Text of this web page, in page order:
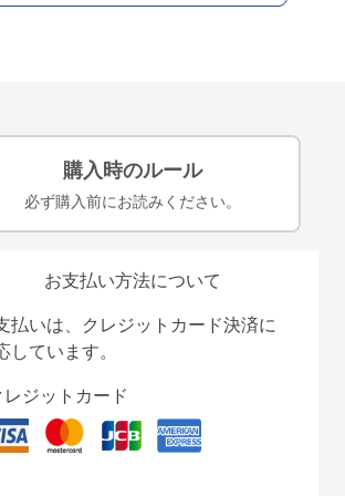
購入時のルール
必ず購入前にお読みください。
お支払い方法について
払いは、クレジットカード決済に
しています。
レジットカード